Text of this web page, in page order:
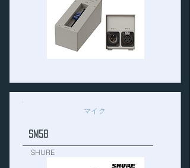
マイク
SM58
SHURE